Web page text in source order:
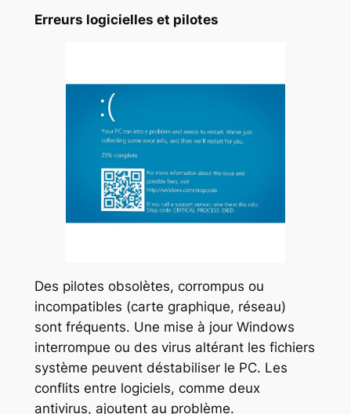
Erreurs logicielles et pilotes
Des pilotes obsolètes, corrompus ou
incompatibles (carte graphique, réseau)
sont fréquents. Une mise à jour Windows
interrompue ou des virus altérant les fichiers
système peuvent déstabiliser le PC. Les
conflits entre logiciels, comme deux
antivirus, ajoutent au problème.